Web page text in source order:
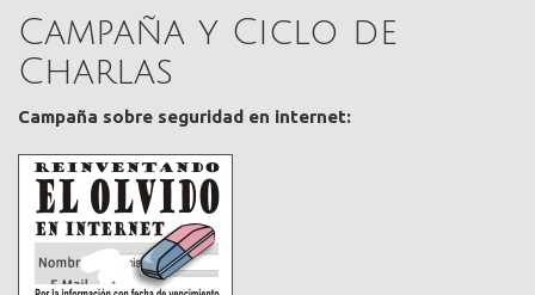
Campaña y Ciclo de
Charlas
Campaña sobre seguridad en internet: